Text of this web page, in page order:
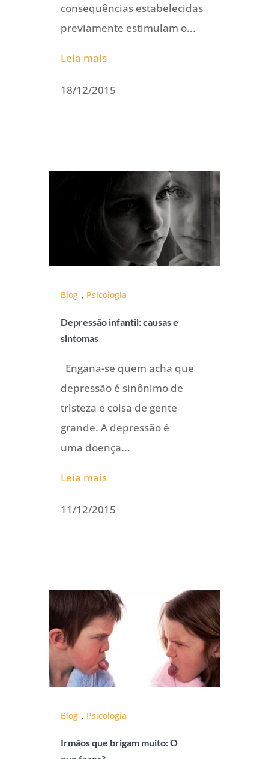
consequências estabelecidas
previamente estimulam o...
Leia mais
18/12/2015
Blog , Psicologia
Depressão infantil: causas e
sintomas
Engana-se quem acha que
depressão é sinônimo de
tristeza e coisa de gente
grande. A depressão é
uma doença...
Leia mais
11/12/2015
Blog , Psicologia
Irmãos que brigam muito: O